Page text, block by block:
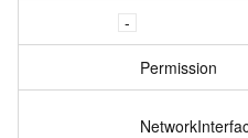
Permission